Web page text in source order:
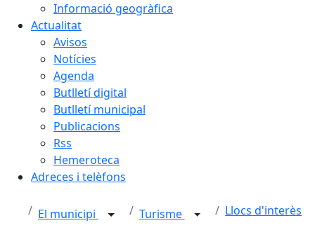
Informació geogràfica
Actualitat
Avisos
Notícies
Agenda
Butlletí digital
Butlletí municipal
Publicacions
Rss
Hemeroteca
Adreces i telèfons
El municipi Turisme Llocs d'interès